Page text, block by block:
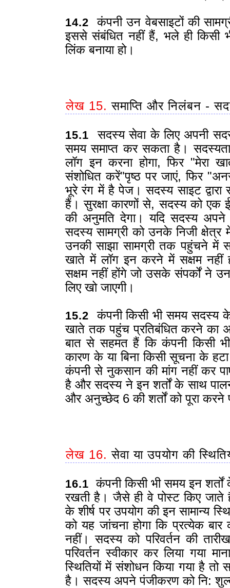
14.2 कंपनी उन वेबसाइटों की
इससे संबंधित नहीं हैं, भले ही किसी
लिंक बनाया हो।
लेख 15. समाप्ति और निलंबन -
15.1 सदस्य सेवा के लिए अपनी
समय समाप्त कर सकता है।
लॉग इन करना होगा, फिर "मेरा
संशोधित करें"पृष्ठ पर जाएं, फिर
भूरे रंग में है पेज। सदस्य साइट
हैं। सुरक्षा कारणों से, सदस्य को एक
की अनुमति देगा। यदि सदस्य अपने
सदस्य सामग्री को उनके निजी क्षेत्र
उनकी साझा सामग्री तक पहुंचने में
खाते में लॉग इन करने में सक्षम नहीं
सक्षम नहीं होंगे जो उसके संपर्कों ने
लिए खो जाएगी।
15.2 कंपनी किसी भी समय सदस्य
खाते तक पहुंच प्रतिबंधित करने का
बात से सहमत हैं कि कंपनी किसी भी
कारण के या बिना किसी सूचना के
कंपनी से नुकसान की मांग नहीं कर
है और सदस्य ने इन शर्तों के साथ
और अनुच्छेद 6 की शर्तों को पूरा
लेख 16. सेवा या उपयोग की
16.1 कंपनी किसी भी समय इन
रखती है। जैसे ही वे पोस्ट किए जाते
के शीर्ष पर उपयोग की इन सामान्य
को यह जांचना होगा कि प्रत्येक
नहीं। सदस्य को परिवर्तन की
परिवर्तन स्वीकार कर लिया गया
स्थितियों में संशोधन किया गया है
है। सदस्य अपने पंजीकरण को नि: